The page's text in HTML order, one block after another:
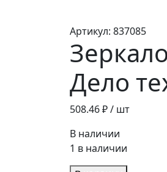
Артикул: 837085
Дело
508.46₽ / шт
В наличии
1 в наличии